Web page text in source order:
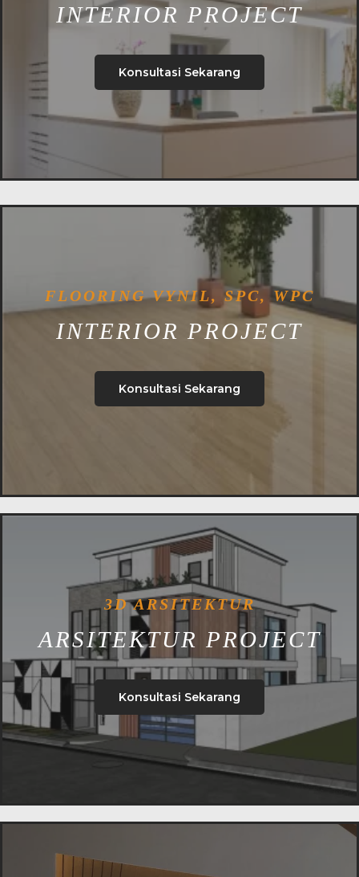
INTERIOR PROJECT
Konsultasi Sekarang
FLOORING VYNIL, SPC, WPC
INTERIOR PROJECT
Konsultasi Sekarang
3D ARSITEKTUR
ARSITEKTUR PROJECT
Konsultasi Sekarang